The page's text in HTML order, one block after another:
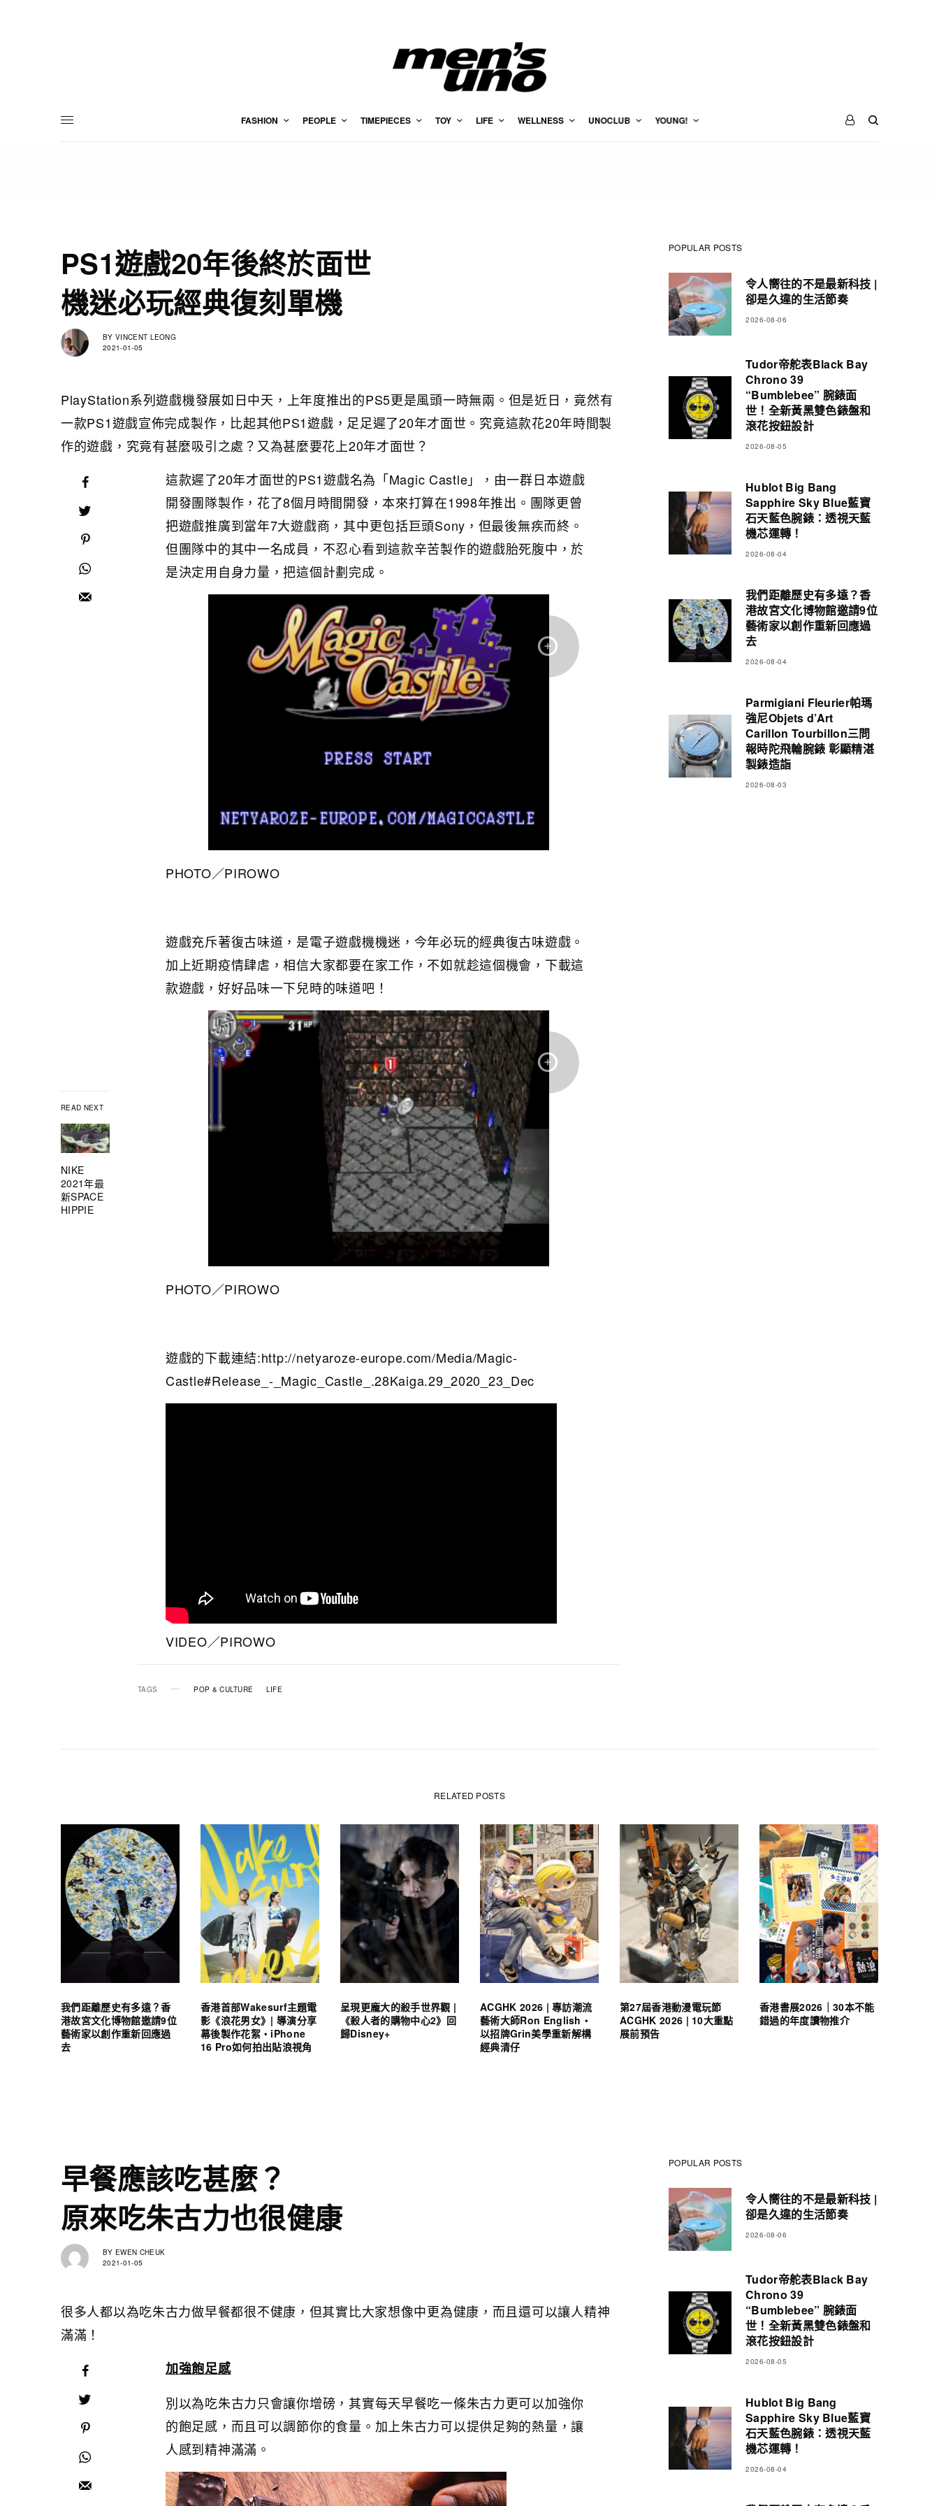
FASHION PEOPLE TIMEPIECES TOY LIFE WELLNESS UNOCLUB YOUNG!
PS1遊戲20年後終於面世
機迷必玩經典復刻單機
BY VINCENT LEONG
2021-01-05
PlayStation系列遊戲機發展如日中天，上年度推出的PS5更是風頭一時無兩。但是近日，竟然有
一款PS1遊戲宣佈完成製作，比起其他PS1遊戲，足足遲了20年才面世。究竟這款花20年時間製
作的遊戲，究竟有甚麼吸引之處？又為甚麼要花上20年才面世？
READ NEXT
NIKE
2021年最
新SPACE
HIPPIE
這款遲了20年才面世的PS1遊戲名為「Magic Castle」，由一群日本遊戲
開發團隊製作，花了8個月時間開發，本來打算在1998年推出。團隊更曾
把遊戲推廣到當年7大遊戲商，其中更包括巨頭Sony，但最後無疾而終。
但團隊中的其中一名成員，不忍心看到這款辛苦製作的遊戲胎死腹中，於
是決定用自身力量，把這個計劃完成。
PHOTO／PIROWO
遊戲充斥著復古味道，是電子遊戲機機迷，今年必玩的經典復古味遊戲。
加上近期疫情肆虐，相信大家都要在家工作，不如就趁這個機會，下載這
款遊戲，好好品味一下兒時的味道吧！
PHOTO／PIROWO
遊戲的下載連結:http://netyaroze-europe.com/Media/Magic-
Castle#Release_-_Magic_Castle_.28Kaiga.29_2020_23_Dec
VIDEO／PIROWO
TAGS POP & CULTURE LIFE
POPULAR POSTS
令人嚮往的不是最新科技 |
卻是久違的生活節奏
2026-08-06
Tudor帝舵表Black Bay
Chrono 39
“Bumblebee” 腕錶面
世！全新黃黑雙色錶盤和
滾花按鈕設計
2026-08-05
Hublot Big Bang
Sapphire Sky Blue藍寶
石天藍色腕錶：透視天藍
機芯運轉！
2026-08-04
我們距離歷史有多遠？香
港故宮文化博物館邀請9位
藝術家以創作重新回應過
去
2026-08-04
Parmigiani Fleurier帕瑪
強尼Objets d’Art
Carillon Tourbillon三問
報時陀飛輪腕錶 彰顯精湛
製錶造詣
2026-08-03
RELATED POSTS
我們距離歷史有多遠？香
港故宮文化博物館邀請9位
藝術家以創作重新回應過
去
香港首部Wakesurf主題電
影《浪花男女》| 導演分享
幕後製作花絮・iPhone
16 Pro如何拍出貼浪視角
呈現更龐大的殺手世界觀 |
《殺人者的購物中心2》回
歸Disney+
ACGHK 2026 | 專訪潮流
藝術大師Ron English・
以招牌Grin美學重新解構
經典清仔
第27屆香港動漫電玩節
ACGHK 2026 | 10大重點
展前預告
香港書展2026｜30本不能
錯過的年度讀物推介
早餐應該吃甚麼？
原來吃朱古力也很健康
BY EWEN CHEUK
2021-01-05
很多人都以為吃朱古力做早餐都很不健康，但其實比大家想像中更為健康，而且還可以讓人精神
滿滿！
加強飽足感
別以為吃朱古力只會讓你增磅，其實每天早餐吃一條朱古力更可以加強你
的飽足感，而且可以調節你的食量。加上朱古力可以提供足夠的熱量，讓
人感到精神滿滿。
POPULAR POSTS
令人嚮往的不是最新科技 |
卻是久違的生活節奏
2026-08-06
Tudor帝舵表Black Bay
Chrono 39
“Bumblebee” 腕錶面
世！全新黃黑雙色錶盤和
滾花按鈕設計
2026-08-05
Hublot Big Bang
Sapphire Sky Blue藍寶
石天藍色腕錶：透視天藍
機芯運轉！
2026-08-04